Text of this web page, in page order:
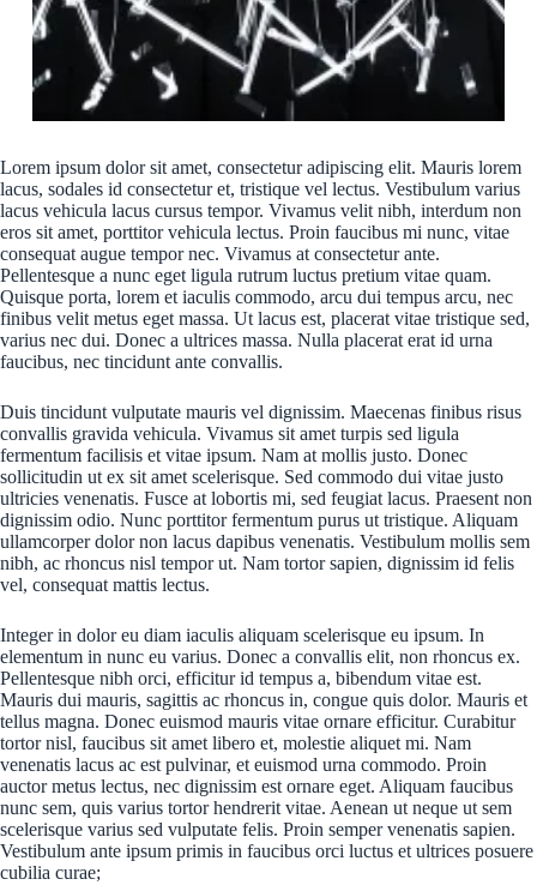
Lorem ipsum dolor sit amet, consectetur adipiscing elit. Mauris lorem
lacus, sodales id consectetur et, tristique vel lectus. Vestibulum varius
lacus vehicula lacus cursus tempor. Vivamus velit nibh, interdum non
eros sit amet, porttitor vehicula lectus. Proin faucibus mi nunc, vitae
consequat augue tempor nec. Vivamus at consectetur ante.
Pellentesque a nunc eget ligula rutrum luctus pretium vitae quam.
Quisque porta, lorem et iaculis commodo, arcu dui tempus arcu, nec
finibus velit metus eget massa. Ut lacus est, placerat vitae tristique sed,
varius nec dui. Donec a ultrices massa. Nulla placerat erat id urna
faucibus, nec tincidunt ante convallis.
Duis tincidunt vulputate mauris vel dignissim. Maecenas finibus risus
convallis gravida vehicula. Vivamus sit amet turpis sed ligula
fermentum facilisis et vitae ipsum. Nam at mollis justo. Donec
sollicitudin ut ex sit amet scelerisque. Sed commodo dui vitae justo
ultricies venenatis. Fusce at lobortis mi, sed feugiat lacus. Praesent non
dignissim odio. Nunc porttitor fermentum purus ut tristique. Aliquam
ullamcorper dolor non lacus dapibus venenatis. Vestibulum mollis sem
nibh, ac rhoncus nisl tempor ut. Nam tortor sapien, dignissim id felis
vel, consequat mattis lectus.
Integer in dolor eu diam iaculis aliquam scelerisque eu ipsum. In
elementum in nunc eu varius. Donec a convallis elit, non rhoncus ex.
Pellentesque nibh orci, efficitur id tempus a, bibendum vitae est.
Mauris dui mauris, sagittis ac rhoncus in, congue quis dolor. Mauris et
tellus magna. Donec euismod mauris vitae ornare efficitur. Curabitur
tortor nisl, faucibus sit amet libero et, molestie aliquet mi. Nam
venenatis lacus ac est pulvinar, et euismod urna commodo. Proin
auctor metus lectus, nec dignissim est ornare eget. Aliquam faucibus
nunc sem, quis varius tortor hendrerit vitae. Aenean ut neque ut sem
scelerisque varius sed vulputate felis. Proin semper venenatis sapien.
Vestibulum ante ipsum primis in faucibus orci luctus et ultrices posuere
cubilia curae;